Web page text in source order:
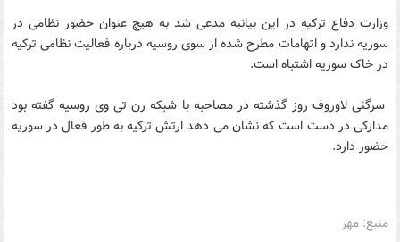
وزارت دفاع ترکیه در این بیانیه مدعی شد به هیچ عنوان حضور نظامی در
سوریه ندارد و اتهامات مطرح شده از سوی روسیه درباره فعالیت نظامی ترکیه
در خاک سوریه اشتباه است.
سرگئی لاوروف روز گذشته در مصاحبه با شبکه رن تی وی روسیه گفته بود
مدارکی در دست است که نشان می دهد ارتش ترکیه به طور فعال در سوریه
حضور دارد.
منبع: مهر